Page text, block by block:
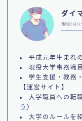
ダイ
現役国立
平成元年生まれ
現役大学事務職
学生支援・教務
【運営サイト】
大学職員への転
う ）
大学のルールを